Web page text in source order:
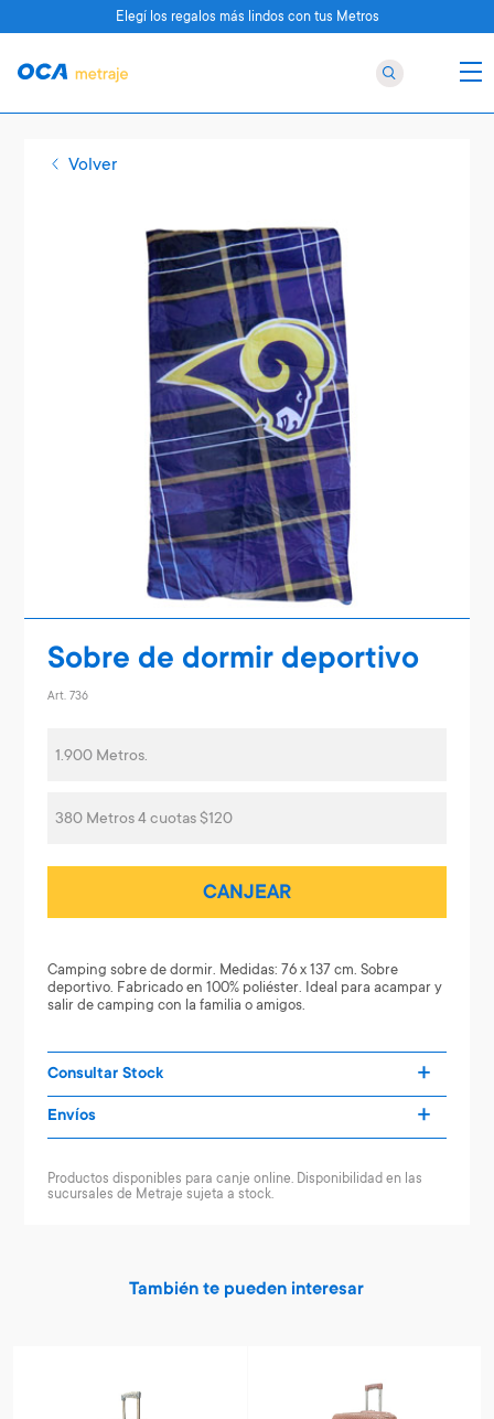
Volver
Sobre de dormir deportivo
Art. 736
1.900 Metros.
380 Metros 4 cuotas $120
CANJEAR
Camping sobre de dormir. Medidas: 76 x 137 cm. Sobre
deportivo. Fabricado en 100% poliéster. Ideal para acampar y
salir de camping con la familia o amigos.
Consultar Stock
Envíos
Productos disponibles para canje online. Disponibilidad en las
sucursales de Metraje sujeta a stock.
También te pueden interesar
Elegí los regalos más lindos con tus Metros